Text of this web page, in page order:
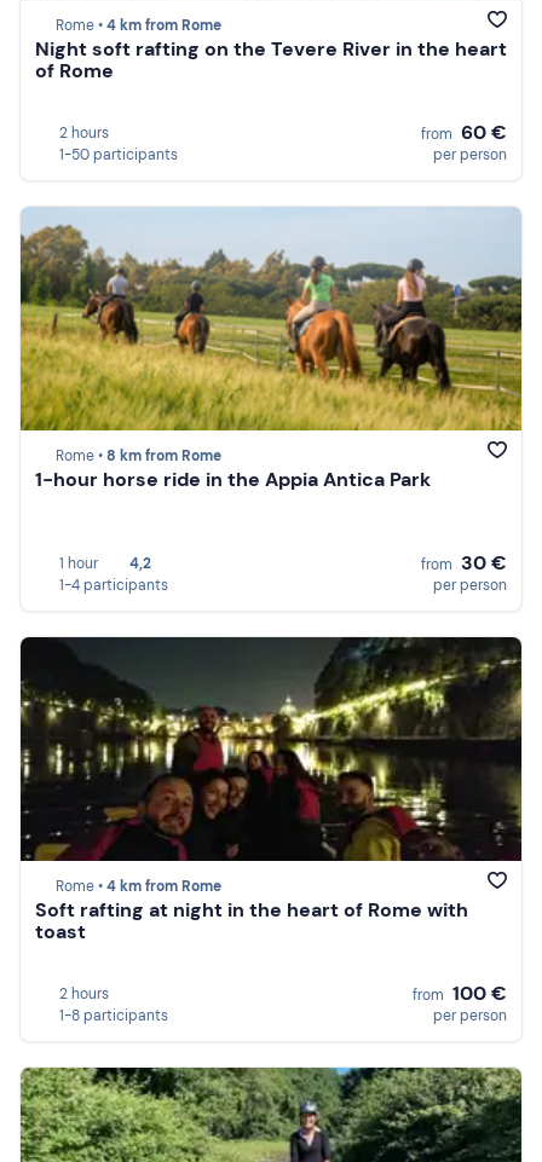
Rome •4 km from Rome
Night soft rafting on the Tevere River in the heart
of Rome
2 hours
1-50 participants
from 60 €
per person
Rome •8 km from Rome
1-hour horse ride in the Appia Antica Park
1 hour
4,2
1-4 participants
from 30 €
per person
Rome •4 km from Rome
Soft rafting at night in the heart of Rome with
toast
2 hours
1-8 participants
from 100 €
per person